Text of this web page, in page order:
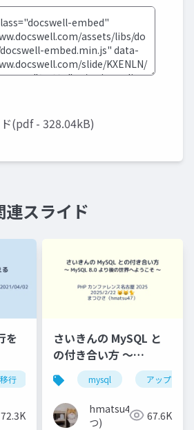
(pdf - 328.04kB)
連スライド
を
移行 バージョンアップ 中国地方
72.3K
さいきんの MySQL と
の付き合い方 〜
MySQL 8.0 より後の世
界へようこそ 〜
mysql アップグレ
hmatsu47(ま
つ)
67.6K